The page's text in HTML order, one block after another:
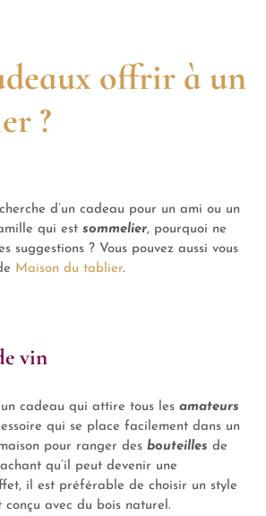
offrir à un
?
d’un cadeau pour un ami ou un
qui est sommelier, pourquoi ne
suggestions ? Vous pouvez aussi vous
Maison du tablier.
vin
cadeau qui attire tous les amateurs
qui se place facilement dans un
pour ranger des bouteilles de
qu’il peut devenir une
il est préférable de choisir un style
avec du bois naturel.